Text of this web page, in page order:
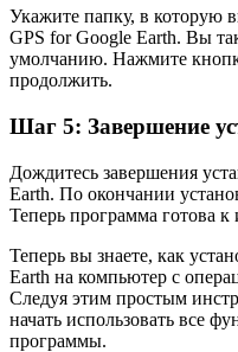
Укажите папку, в которую
GPS for Google Earth. Вы
умолчанию. Нажмите
продолжить.
Шаг 5: Завершение
Дождитесь завершения
Earth. По окончании
Теперь программа готова
Теперь вы знаете, как
Earth на компьютер с
Следуя этим простым
начать использовать все
программы.